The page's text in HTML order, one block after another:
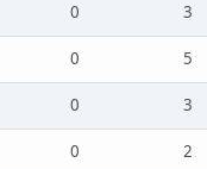
0
3
0
5
0
3
0
2